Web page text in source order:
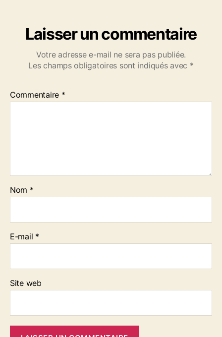
Laisser un commentaire
Votre adresse e-mail ne sera pas publiée.
Les champs obligatoires sont indiqués avec *
Commentaire *
Nom *
E-mail *
Site web